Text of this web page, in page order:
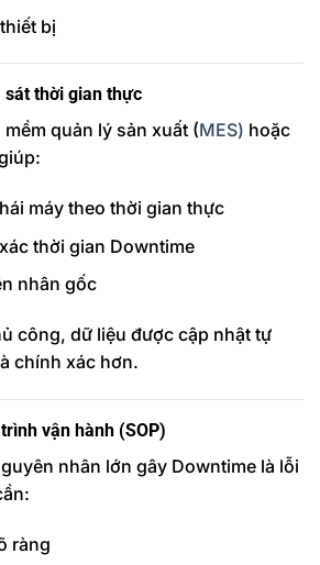
bị
sát thời gian thực
quản lý sản xuất (MES) hoặc
máy theo thời gian thực
thời gian Downtime
nhân gốc
công, dữ liệu được cập nhật tự
chính xác hơn.
vận hành (SOP)
nhân lớn gây Downtime là lỗi
ràng